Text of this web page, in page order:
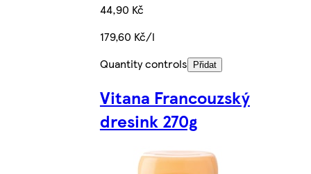
44,90 Kč
179,60 Kč/l
Quantity controls
Přidat
Vitana Francouzský
dresink 270g